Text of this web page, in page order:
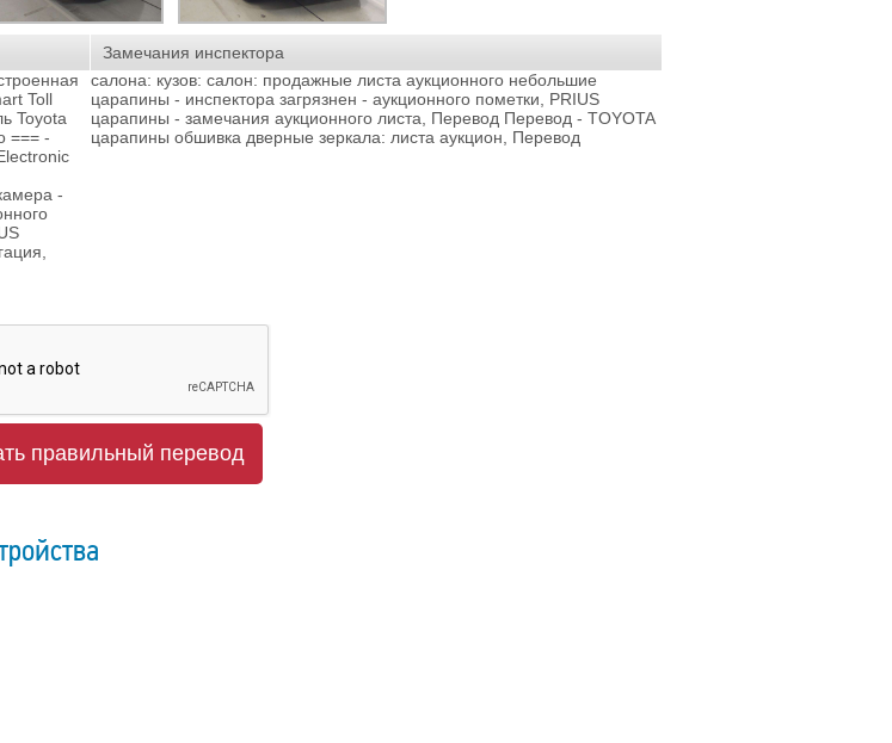
Toll
Toyota
=== -
-
Замечания инспектора
салона: кузов: салон: продажные листа аукционного небольшие
царапины - инспектора загрязнен - аукционного пометки, PRIUS
царапины - замечания аукционного листа, Перевод Перевод - TOYOTA
царапины обшивка дверные зеркала: листа аукцион, Перевод
правильный перевод